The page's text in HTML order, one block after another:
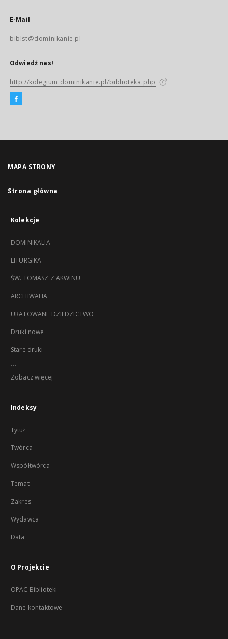
E-Mail
biblst@dominikanie.pl
Odwiedź nas!
http://kolegium.dominikanie.pl/biblioteka.php
MAPA STRONY
Strona główna
Kolekcje
DOMINIKALIA
LITURGIKA
ŚW. TOMASZ Z AKWINU
ARCHIWALIA
URATOWANE DZIEDZICTWO
Druki nowe
Stare druki
...
Zobacz więcej
Indeksy
Tytuł
Twórca
Współtwórca
Temat
Zakres
Wydawca
Data
O Projekcie
OPAC Biblioteki
Dane kontaktowe